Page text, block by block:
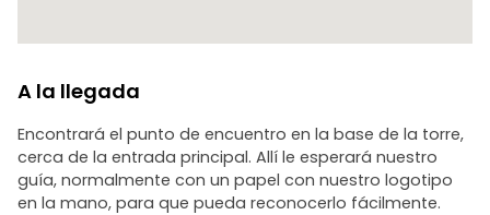
A la llegada
Encontrará el punto de encuentro en la base de la torre,
cerca de la entrada principal. Allí le esperará nuestro
guía, normalmente con un papel con nuestro logotipo
en la mano, para que pueda reconocerlo fácilmente.